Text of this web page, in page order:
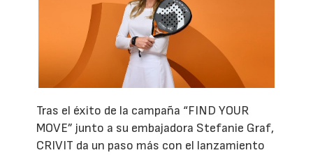
Tras el éxito de la campaña “FIND YOUR
MOVE” junto a su embajadora Stefanie Graf,
CRIVIT da un paso más con el lanzamiento